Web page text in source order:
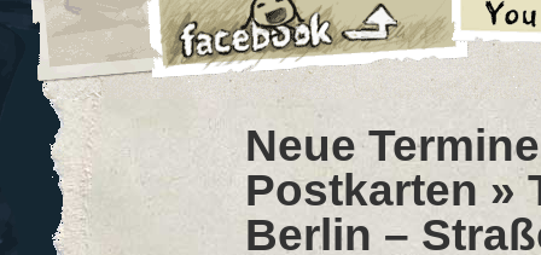
Neue
Postkarten »
Berlin –